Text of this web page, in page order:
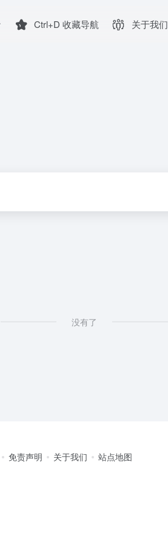
Ctrl+D 收藏导航 关于我们
没有了
免责声明 关于我们 站点地图